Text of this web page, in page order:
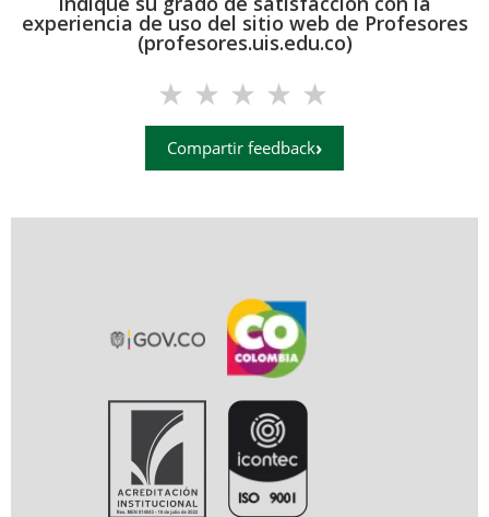
experiencia de uso del sitio web de Profesores
(profesores.uis.edu.co)